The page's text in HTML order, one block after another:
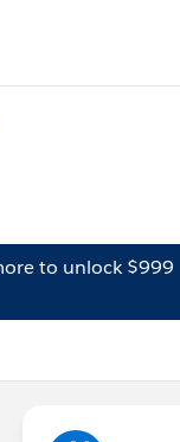
to unlock $999